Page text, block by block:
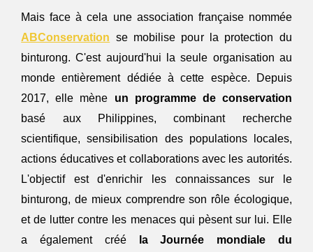
Mais face à cela une association française nommée
ABConservation se mobilise pour la protection du
binturong. C'est aujourd'hui la seule organisation au
monde entièrement dédiée à cette espèce. Depuis
2017, elle mène un programme de conservation
basé aux Philippines, combinant recherche
scientifique, sensibilisation des populations locales,
actions éducatives et collaborations avec les autorités.
L'objectif est d'enrichir les connaissances sur le
binturong, de mieux comprendre son rôle écologique,
et de lutter contre les menaces qui pèsent sur lui. Elle
a également créé
la Journée mondiale du